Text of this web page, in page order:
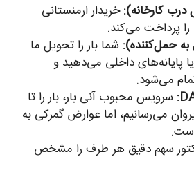
خریدار ارمنستانی
را پرداخت می‌کند.
شما بار را تحویل ما
یا پایانه‌های داخلی می‌دهید و
می‌شود.
سرویس محبوب آنی بار، بار را تا
می‌رسانیم، اما عوارض گمرکی به
سهم دقیق هر طرف را مشخص